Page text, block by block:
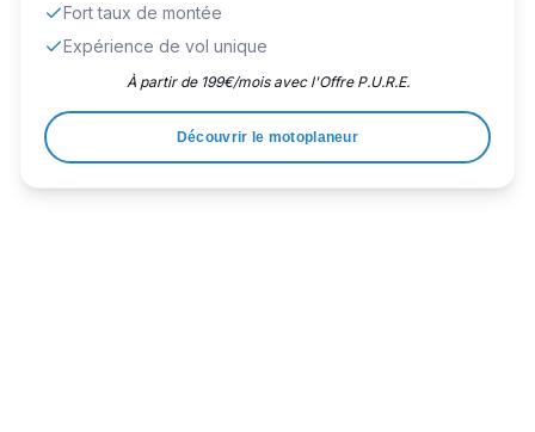
Fort taux de montée
Expérience de vol unique
À partir de 199€/mois avec l'Offre P.U.R.E.
Découvrir le motoplaneur